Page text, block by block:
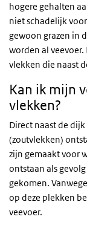
hogere gehalten
niet schadelijk
gewoon grazen in
worden al
vlekken die naast
Kan ik mijn
vlekken?
Direct naast de
(zoutvlekken)
zijn gemaakt voor
ontstaan als
gekomen.
op deze plekken
veevoer.